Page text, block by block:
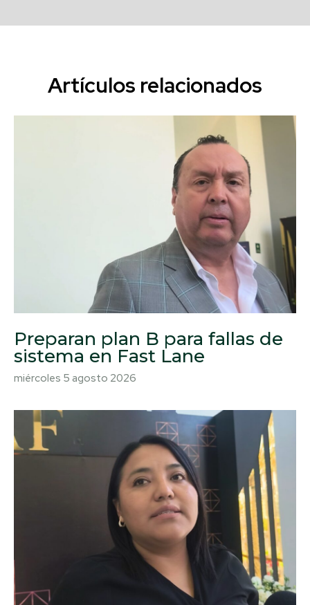
Artículos relacionados
Preparan plan B para fallas de
sistema en Fast Lane
miércoles 5 agosto 2026